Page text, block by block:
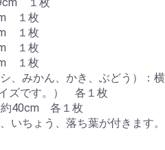
１枚
１枚
１枚
１枚
、みかん、かき、ぶどう）：
ズです。） 各１枚
約40cm 各１枚
いちょう、落ち葉が付きます